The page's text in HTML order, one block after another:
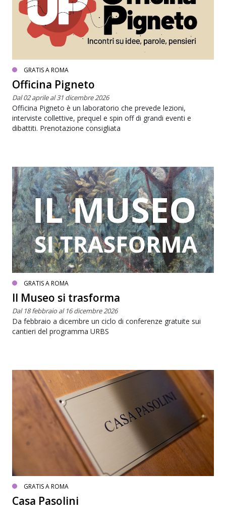
GRATIS A ROMA
Officina Pigneto
Dal 02 aprile al 31 dicembre 2026
Officina Pigneto è un laboratorio che prevede lezioni,
interviste collettive, prequel e spin off di grandi eventi e
dibattiti. Prenotazione consigliata
GRATIS A ROMA
Il Museo si trasforma
Dal 18 febbraio al 16 dicembre 2026
Da febbraio a dicembre un ciclo di conferenze gratuite sui
cantieri del programma URBS
GRATIS A ROMA
Casa Pasolini